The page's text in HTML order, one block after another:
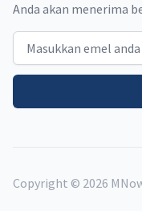
Anda akan menerima
Email address
Copyright © 2026